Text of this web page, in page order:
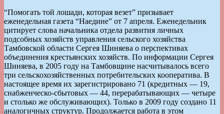
“Помогать той лошади, которая везет” призывает
еженедельная газета “Наедине” от 7 апреля. Еженедельник
цитирует слова начальника отдела развития личных
подсобных хозяйств управления сельского хозяйства
Тамбовской области Сергея Шиняева о перспективах
объединения крестьянских хозяйств. По информации Сергея
Шиняева, в 2005 году на Тамбовщине насчитывалось всего
три сельскохозяйственных потребительских кооператива. В
настоящее время их зарегистрировано 71 (кредитных — 19,
снабженческо-сбытовых — 44, перерабатывающих — четыре
и столько же обслуживающих). Только в 2009 году создано 11
аналогичных структур. Продолжается работа в этом